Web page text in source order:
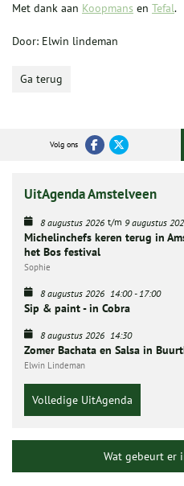
Met dank aan Koopmans en Tefal.
Door: Elwin lindeman
Ga terug
Volg ons
UitAgenda Amstelveen
8 augustus 2026 t/m 9 augustus
Michelinchefs keren terug in
het Bos festival
Sophie
8 augustus 2026 14:00-17:00
Sip & paint - in Cobra
8 augustus 2026 14:30
Zomer Bachata en Salsa in
Elwin Lindeman
Volledige UitAgenda
Wat gebeurt er